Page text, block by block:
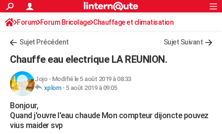
ACTUALITÉS
Politique
Société
Faits Divers
Education
Monde
Villes
+
FINANCE
Retraite
Impôts
Epargne
Immobilier
Risques naturels par ville
Banque
Assurance
Crédit
AUTO
Essais
Réserver un essai
Citadines
Berlines
SUV
Forum auto
+HIGH-TECH
Mobiles
Meilleur smartphone
Internet
Ordinateurs
Jeux vidéo
Guide high-tech
+
Rechercher
S'inscrire
Connexion
Forum Forum Bricolage Chauffage et climatisation
Chauffe-eau électrique - gaz- solaire
Sujet Précédent Sujet Suivant
Chauffe eau electrique LA REUNION.
Jojo- Modifié le 5 août 2019 à 08:33
xplom- 5 août 2019 à 09:05
Bonjour,
Quand j'ouvre l'eau chaude Mon compteur dijoncte pouvez
vius maider svp